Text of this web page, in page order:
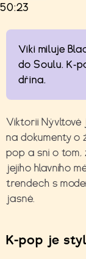
50:23
Viki miluje
do Soulu. K-
dřina.
Viktorii Nývltové
na dokumenty o
pop a sní o tom,
jejího hlavního
trendech s
jasné.
K-pop je